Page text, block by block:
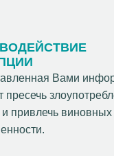
Вами
пресечь
привлечь виновных